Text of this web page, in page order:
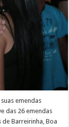
emendas
das 26 emendas
Barreirinha, Boa